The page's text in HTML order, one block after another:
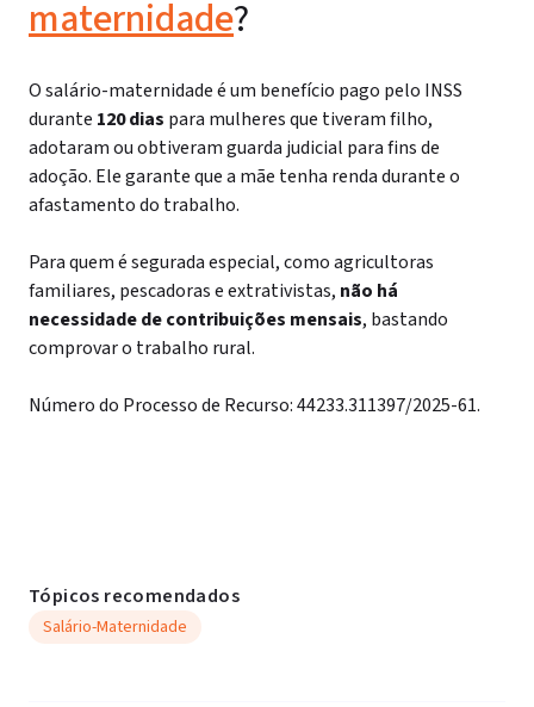
maternidade?
O salário-maternidade é um benefício pago pelo INSS
durante 120 dias para mulheres que tiveram filho,
adotaram ou obtiveram guarda judicial para fins de
adoção. Ele garante que a mãe tenha renda durante o
afastamento do trabalho.
Para quem é segurada especial, como agricultoras
familiares, pescadoras e extrativistas, não há
necessidade de contribuições mensais, bastando
comprovar o trabalho rural.
Número do Processo de Recurso: 44233.311397/2025-61.
Tópicos recomendados
Salário-Maternidade